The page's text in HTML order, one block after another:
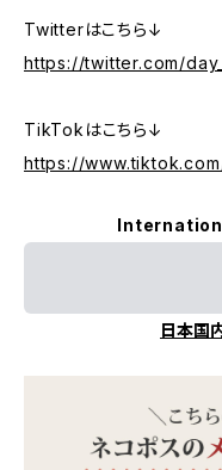
Twitterはこちら↓
https://twitter.com/
TikTokはこちら↓
https://
日本国